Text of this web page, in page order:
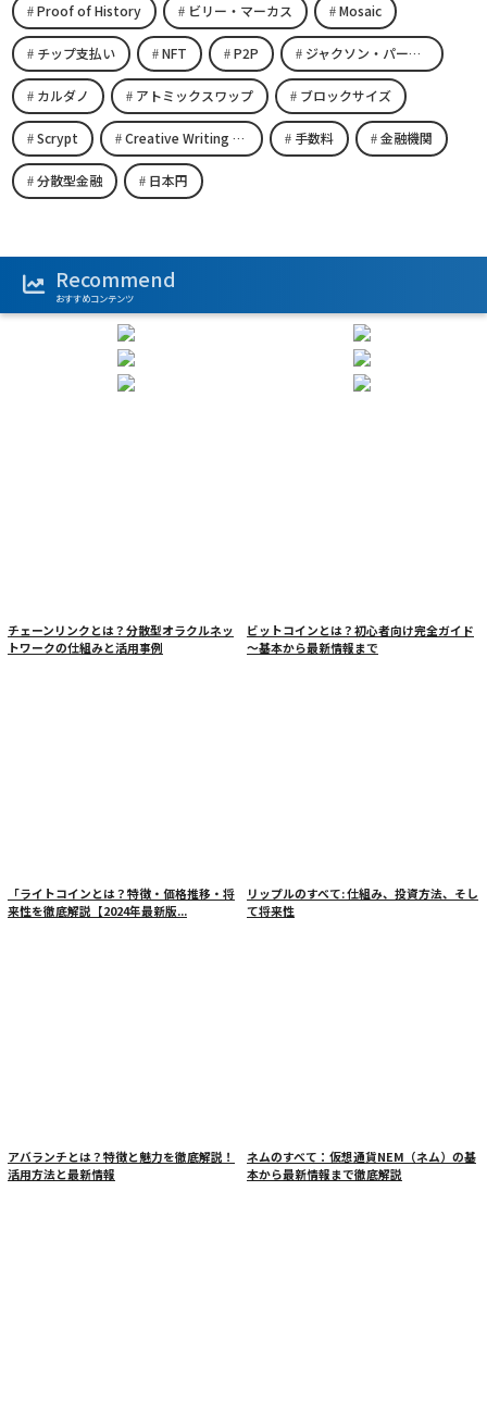
Proof of History ビリー・マーカス Mosaic
チップ支払い NFT P2P ジャクソン・パーマー
カルダノ アトミックスワップ ブロックサイズ
Scrypt Creative Writing Space 手数料 金融機関
分散型金融 日本円
Recommend
おすすめコンテンツ
チェーンリンクとは？分散型オラクルネッ
トワークの仕組みと活用事例
ビットコインとは？初心者向け完全ガイド
～基本から最新情報まで
「ライトコインとは？特徴・価格推移・将
来性を徹底解説【2024年最新版...
リップルのすべて: 仕組み、投資方法、そし
て将来性
アバランチとは？特徴と魅力を徹底解説！
活用方法と最新情報
ネムのすべて：仮想通貨NEM（ネム）の基
本から最新情報まで徹底解説